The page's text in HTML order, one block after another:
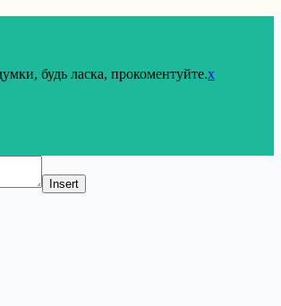
будь ласка, прокоментуйте.x
Insert